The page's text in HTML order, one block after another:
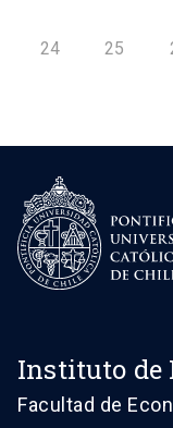
24 25
Instituto de
Facultad de